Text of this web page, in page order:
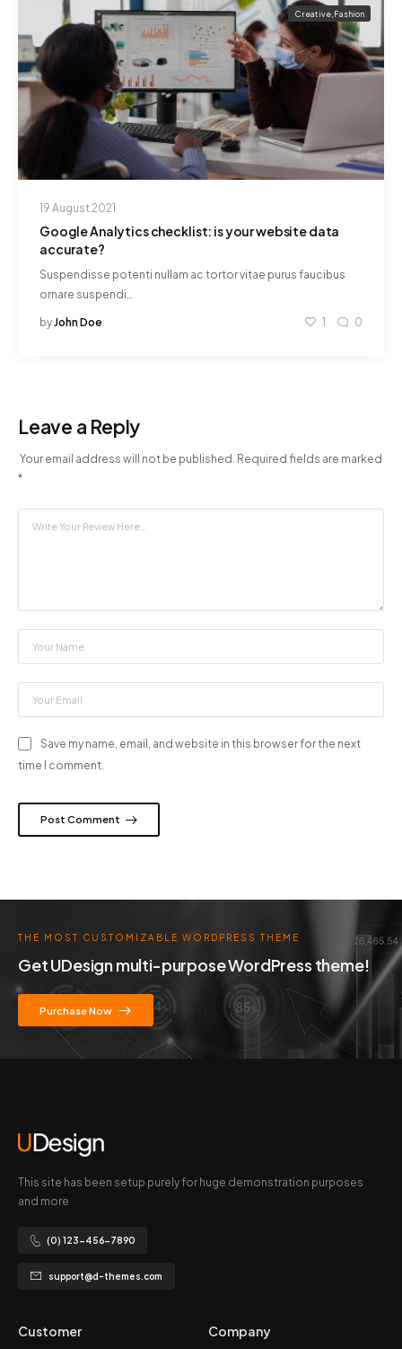
Creative, Fashion
19 August 2021
Google Analytics checklist: is your website data
accurate?
Suspendisse potenti nullam ac tortor vitae purus faucibus
ornare suspendi…
byJohn Doe 1 0
Leave a Reply
Your email address will not be published. Required fields are marked
*
Save my name, email, and website in this browser for the next
time I comment.
Post Comment
THE MOST CUSTOMIZABLE WORDPRESS THEME
Get UDesign multi-purpose WordPress theme!
Purchase Now
This site has been setup purely for huge demonstration purposes
and more
(0) 123-456-7890
support@d-themes.com
Customer Company